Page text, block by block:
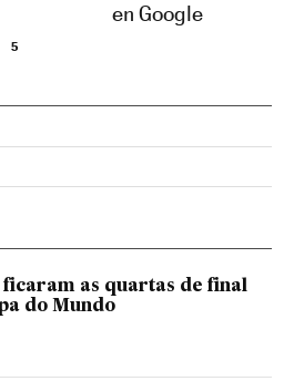
en Google
5
Instagram
en Twitter
Brasil en Facebook
ficaram as quartas de final
do Mundo